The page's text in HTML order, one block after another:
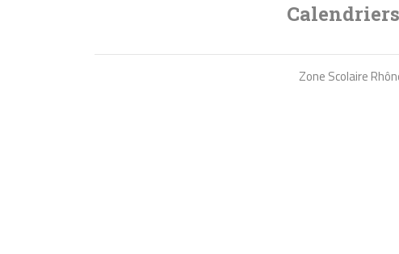
Zone Scolaire